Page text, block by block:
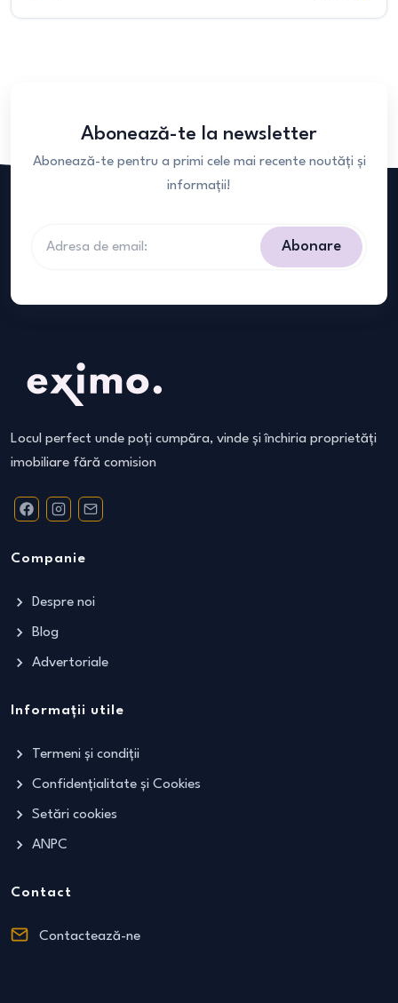
Abonează-te la newsletter
Abonează-te pentru a primi cele mai recente noutăți și
informații!
Abonare
Locul perfect unde poți cumpăra, vinde și închiria proprietăți
imobiliare fără comision
Companie
Despre noi
Blog
Advertoriale
Informații utile
Termeni și condiții
Confidențialitate și Cookies
Setări cookies
ANPC
Contact
Contactează-ne